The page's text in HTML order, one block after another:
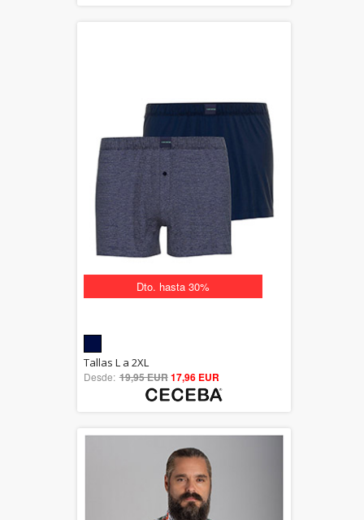
Dto. hasta 30%
out of 5
Tallas L a 2XL
Desde: 19,95 EUR17,96 EUR